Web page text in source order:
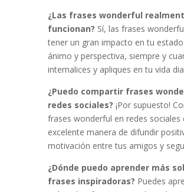
¿Las frases wonderful
funcionan? Sí, las frases
tener un gran impacto en tu
ánimo y perspectiva, siempre y
internalices y apliques en tu vida
¿Puedo compartir frases
redes sociales? ¡Por supuesto!
frases wonderful en redes sociales
excelente manera de difundir
motivación entre tus amigos y
¿Dónde puedo aprender más
frases inspiradoras? Puedes